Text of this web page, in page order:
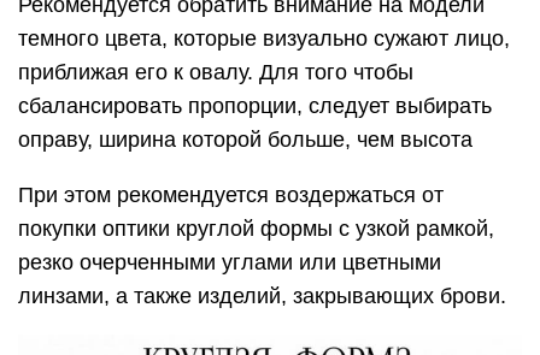
темного цвета, которые визуально сужают лицо,
приближая его к овалу. Для того чтобы
сбалансировать пропорции, следует выбирать
оправу, ширина которой больше, чем высота
При этом рекомендуется воздержаться от
покупки оптики круглой формы с узкой рамкой,
резко очерченными углами или цветными
линзами, а также изделий, закрывающих брови.